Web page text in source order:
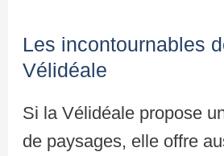
Les incontournables
Vélidéale
Si la Vélidéale propose
de paysages, elle offre